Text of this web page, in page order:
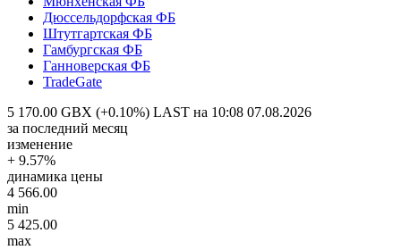
Дюссельдорфская ФБ
Штутгартская ФБ
Гамбургская ФБ
Ганноверская ФБ
TradeGate
5 170.00 GBX (+0.10%) LAST на 10:08 07.08.2026
за последний месяц
изменение
+ 9.57%
динамика цены
4 566.00
min
5 425.00
max